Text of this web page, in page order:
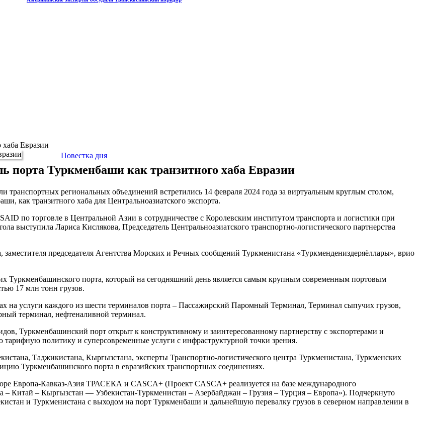
Евразии
Повестка дня
порта Туркменбаши как транзитного хаба Евразии
транспортных региональных объединений встретились 14 февраля 2024 года за виртуальным круглым столом,
как транзитного хаба для Центральноазиатского экспорта.
по торговле в Центральной Азии в сотрудничестве с Королевским институтом транспорта и логистики при
выступила Лариса Кислякова, Председатель Центральноазиатского транспортно-логистического партнерства
председателя Агентства Морских и Речных сообщений Туркменистана «Туркмендениздеряёллары», врио
Туркменбашинского порта, который на сегодняшний день является самым крупным современным портовым
17 млн тонн грузов.
на услуги каждого из шести терминалов порта – Пассажирский Паромный Терминал, Терминал сыпучих грузов,
терминал, нефтеналивной терминал.
Туркменбашинский порт открыт к конструктивному и заинтересованному партнерству с экспортерами и
политику и суперсовременные услуги с инфраструктурной точки зрения.
Таджикистана, Кыргызстана, эксперты Транспортно-логистического центра Туркменистана, Туркменских
Туркменбашинского порта в евразийских транспортных соединениях.
Европа-Кавказ-Азия ТРАСЕКА и CASCA+ (Проект CASCA+ реализуется на базе международного
– Китай – Кыргызстан — Узбекистан-Туркменистан – Азербайджан – Грузия – Турция – Европа»). Подчеркнуто
и Туркменистана с выходом на порт Туркменбаши и дальнейшую перевалку грузов в северном направлении в